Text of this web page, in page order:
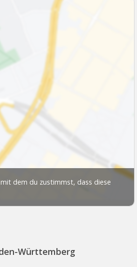
Württemberg